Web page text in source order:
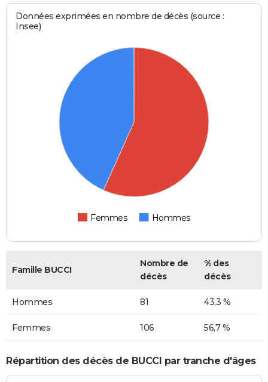
Données exprimées en nombre de décès (source :
Insee)
Femmes Hommes
Famille BUCCI
Nombre de
décès
% des
décès
Hommes 81 43,3 %
Femmes 106 56,7 %
Répartition des décès de BUCCI par tranche d'âges